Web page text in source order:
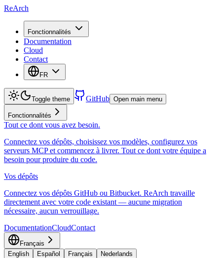
ReArch
Fonctionnalités
Documentation
Cloud
Contact
FR
Toggle theme GitHub Open main menu
Fonctionnalités
Tout ce dont vous avez besoin.
Connectez vos dépôts, choisissez vos modèles, configurez vos
serveurs MCP et commencez à livrer. Tout ce dont votre équipe a
besoin pour produire du code.
Vos dépôts
Connectez vos dépôts GitHub ou Bitbucket. ReArch travaille
directement avec votre code existant — aucune migration
nécessaire, aucun verrouillage.
DocumentationCloudContact
Français
English
Español Français Nederlands